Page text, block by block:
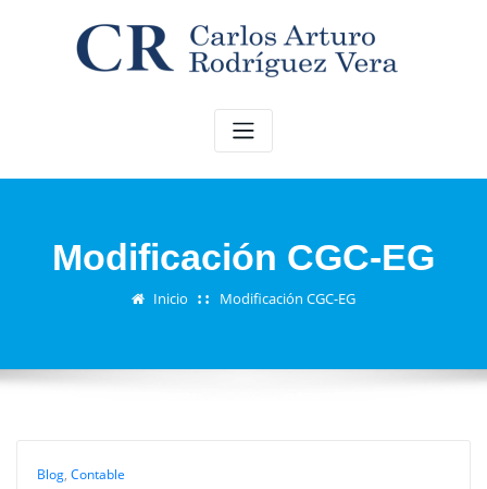
Modificación CGC-EG
Inicio Modificación CGC-EG
Blog, Contable